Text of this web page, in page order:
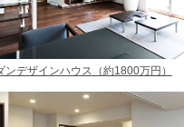
ンデザインハウス （約1800万円）